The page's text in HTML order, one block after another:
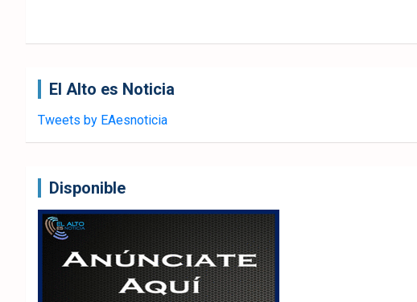
El Alto es Noticia
Tweets by EAesnoticia
Disponible